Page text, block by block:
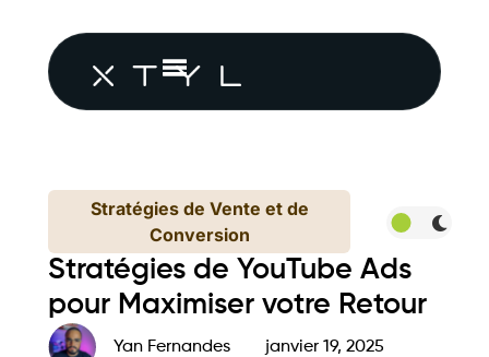
Stratégies de Vente et de
Conversion
Stratégies de YouTube Ads
pour Maximiser votre Retour
Yan Fernandes janvier 19, 2025